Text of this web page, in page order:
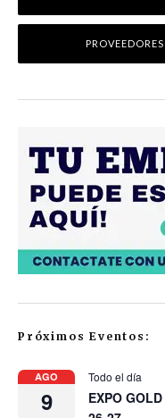
Próximos Eventos:
AGO
9
Todo el día
EXPO